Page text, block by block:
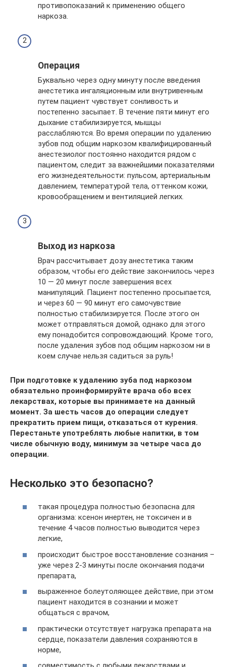
противопоказаний к применению общего
наркоза.
Операция
Буквально через одну минуту после введения
анестетика ингаляционным или внутривенным
путем пациент чувствует сонливость и
постепенно засыпает. В течение пяти минут его
дыхание стабилизируется, мышцы
расслабляются. Во время операции по удалению
зубов под общим наркозом квалифицированный
анестезиолог постоянно находится рядом с
пациентом, следит за важнейшими показателями
его жизнедеятельности: пульсом, артериальным
давлением, температурой тела, оттенком кожи,
кровообращением и вентиляцией легких.
Выход из наркоза
Врач рассчитывает дозу анестетика таким
образом, чтобы его действие закончилось через
10 — 20 минут после завершения всех
манипуляций. Пациент постепенно просыпается,
и через 60 — 90 минут его самочувствие
полностью стабилизируется. После этого он
может отправляться домой, однако для этого
ему понадобится сопровождающий. Кроме того,
после удаления зубов под общим наркозом ни в
коем случае нельзя садиться за руль!
При подготовке к удалению зуба под наркозом
обязательно проинформируйте врача обо всех
лекарствах, которые вы принимаете на данный
момент. За шесть часов до операции следует
прекратить прием пищи, отказаться от курения.
Перестаньте употреблять любые напитки, в том
числе обычную воду, минимум за четыре часа до
операции.
Несколько это безопасно?
такая процедура полностью безопасна для
организма: ксенон инертен, не токсичен и в
течение 4 часов полностью выводится через
легкие,
происходит быстрое восстановление сознания –
уже через 2-3 минуты после окончания подачи
препарата,
выраженное болеутоляющее действие, при этом
пациент находится в сознании и может
общаться с врачом,
практически отсутствует нагрузка препарата на
сердце, показатели давления сохраняются в
норме,